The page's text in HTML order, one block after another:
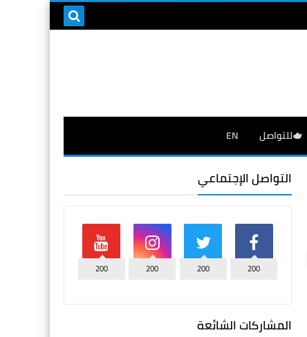
🫖للتواصل EN
التواصل الإجتماعي
200
200
200
200
المشاركات الشائعة